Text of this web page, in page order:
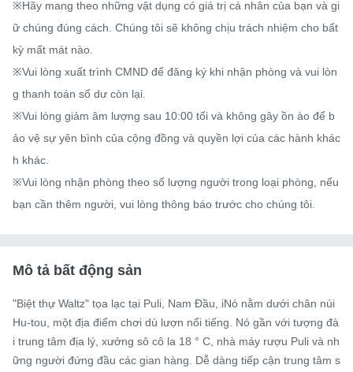
※Hãy mang theo những vật dụng có giá trị cá nhân của bạn và gi
ữ chúng đúng cách. Chúng tôi sẽ không chịu trách nhiệm cho bất
kỳ mất mát nào.
※Vui lòng xuất trình CMND để đăng ký khi nhận phòng và vui lòn
g thanh toán số dư còn lại.
※Vui lòng giảm âm lượng sau 10:00 tối và không gây ồn ào để b
ảo vệ sự yên bình của cộng đồng và quyền lợi của các hành khác
h khác.
※Vui lòng nhận phòng theo số lượng người trong loại phòng, nếu
bạn cần thêm người, vui lòng thông báo trước cho chúng tôi.
Mô tả bất động sản
"Biệt thự Waltz" tọa lạc tại Puli, Nam Đầu, iNó nằm dưới chân núi
Hu-tou, một địa điểm chơi dù lượn nổi tiếng. Nó gần với tượng đà
i trung tâm địa lý, xưởng sô cô la 18 ° C, nhà máy rượu Puli và nh
ững người đứng đầu các gian hàng. Dễ dàng tiếp cận trung tâm s